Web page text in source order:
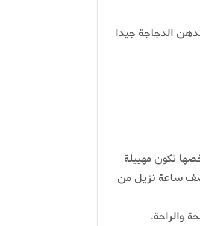
الدجاجة جيدا
تكون مهييلة
ساعة نزيل من
والراحة.